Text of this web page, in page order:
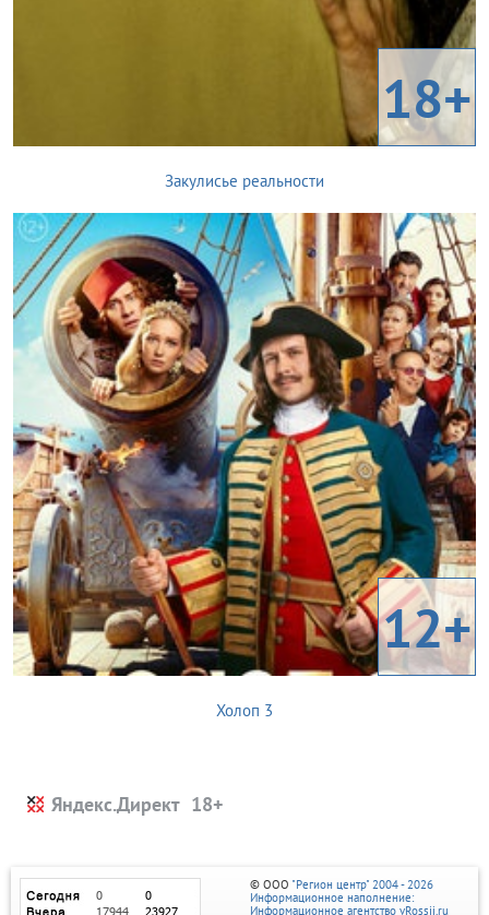
18+
Закулисье реальности
12+
Холоп 3
Яндекс.Директ
© ООО "Регион центр" 2004 - 2026
Информационное наполнение:
Информационное агентство vRossii.ru